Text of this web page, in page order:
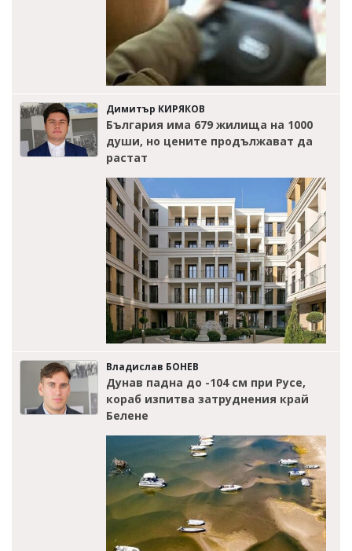
Димитър КИРЯКОВ
България има 679 жилища на 1000
души, но цените продължават да
растат
Владислав БОНЕВ
Дунав падна до -104 см при Русе,
кораб изпитва затруднения край
Белене